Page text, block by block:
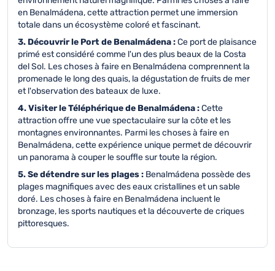
en Benalmádena, cette attraction permet une immersion
totale dans un écosystème coloré et fascinant.
3. Découvrir le Port de Benalmádena :Ce port de plaisance
primé est considéré comme l'un des plus beaux de la Costa
del Sol. Les choses à faire en Benalmádena comprennent la
promenade le long des quais, la dégustation de fruits de mer
et l'observation des bateaux de luxe.
4. Visiter le Téléphérique de Benalmádena :Cette
attraction offre une vue spectaculaire sur la côte et les
montagnes environnantes. Parmi les choses à faire en
Benalmádena, cette expérience unique permet de découvrir
un panorama à couper le souffle sur toute la région.
5. Se détendre sur les plages : Benalmádena possède des
plages magnifiques avec des eaux cristallines et un sable
doré. Les choses à faire en Benalmádena incluent le
bronzage, les sports nautiques et la découverte de criques
pittoresques.